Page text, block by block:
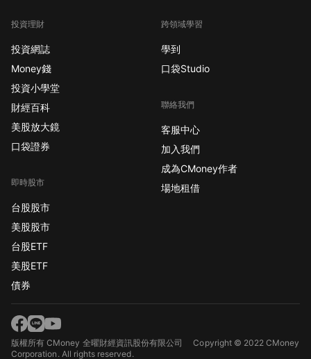
投資理財
投資網誌
Money錢
投資小學堂
財經百科
美股放大鏡
口袋證券
即時股市
台股股市
美股股市
台股ETF
美股ETF
債券
跨領域學習
學到
口袋Studio
聯絡我們
客服中心
加入我們
成為CMoney作者
場地租借
版權所有 CMoney 全曜財經資訊股份有限公司Copyright © 2022 CMoney
Corporation. All rights reserved.